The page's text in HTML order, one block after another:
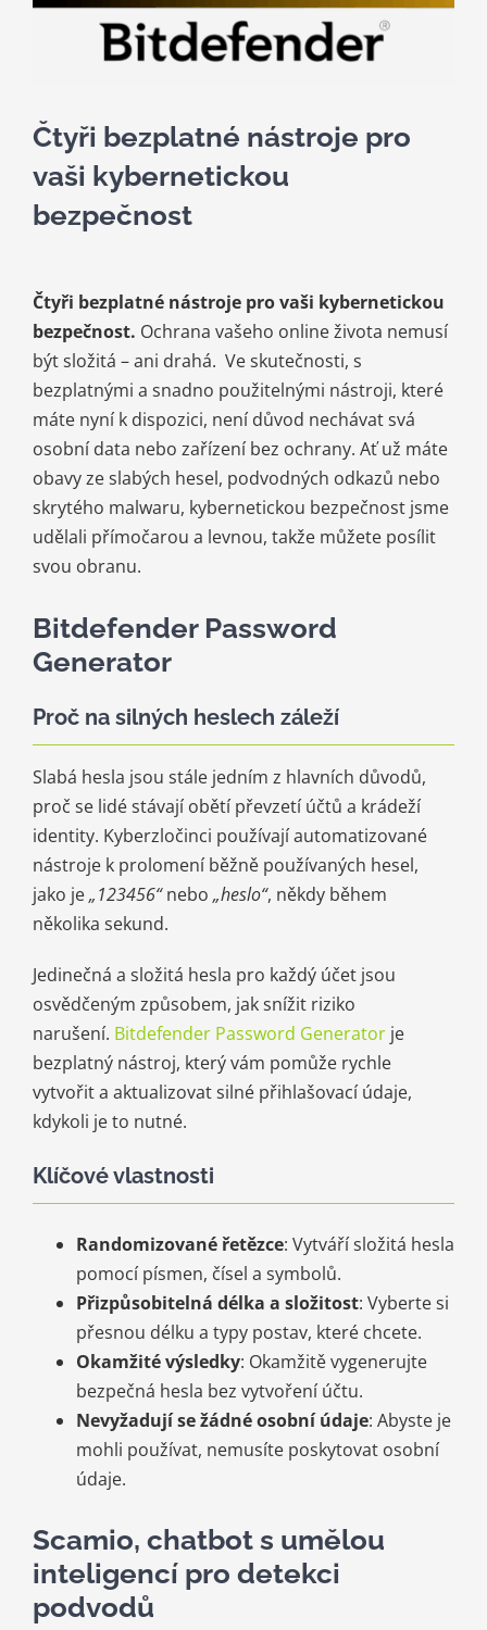
Čtyři bezplatné nástroje pro
vaši kybernetickou
bezpečnost
Čtyři bezplatné nástroje pro vaši kybernetickou
bezpečnost. Ochrana vašeho online života nemusí
být složitá – ani drahá. Ve skutečnosti, s
bezplatnými a snadno použitelnými nástroji, které
máte nyní k dispozici, není důvod nechávat svá
osobní data nebo zařízení bez ochrany. Ať už máte
obavy ze slabých hesel, podvodných odkazů nebo
skrytého malwaru, kybernetickou bezpečnost jsme
udělali přímočarou a levnou, takže můžete posílit
svou obranu.
Bitdefender Password
Generator
Proč na silných heslech záleží
Slabá hesla jsou stále jedním z hlavních důvodů,
proč se lidé stávají obětí převzetí účtů a krádeží
identity. Kyberzločinci používají automatizované
nástroje k prolomení běžně používaných hesel,
jako je„123456“nebo „heslo“, někdy během
několika sekund.
Jedinečná a složitá hesla pro každý účet jsou
osvědčeným způsobem, jak snížit riziko
narušení. Bitdefender Password Generatorje
bezplatný nástroj, který vám pomůže rychle
vytvořit a aktualizovat silné přihlašovací údaje,
kdykoli je to nutné.
Klíčové vlastnosti
Randomizované řetězce: Vytváří složitá hesla
pomocí písmen, čísel a symbolů.
Přizpůsobitelná délka a složitost: Vyberte si
přesnou délku a typy postav, které chcete.
Okamžité výsledky: Okamžitě vygenerujte
bezpečná hesla bez vytvoření účtu.
Nevyžadují se žádné osobní údaje: Abyste je
mohli používat, nemusíte poskytovat osobní
údaje.
Scamio, chatbot s umělou
inteligencí pro detekci
podvodů